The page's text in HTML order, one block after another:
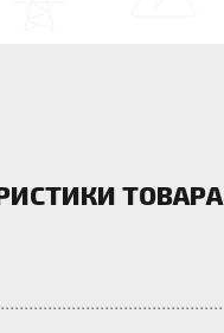
ТОВАРА